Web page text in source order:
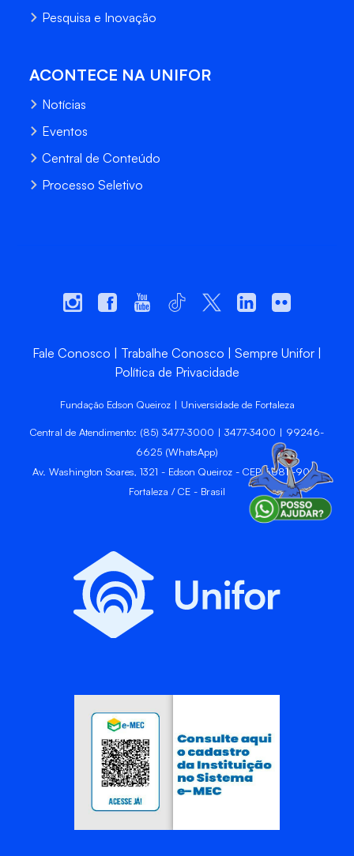
Pesquisa e Inovação
ACONTECE NA UNIFOR
Notícias
Eventos
Central de Conteúdo
Processo Seletivo
Fale Conosco Trabalhe Conosco
Sempre Unifor
Política de Privacidade
Fundação Edson Queiroz | Universidade de Fortaleza
Central de Atendimento: (85) 3477-3000 | 3477-3400 | 99246-
6625 (WhatsApp)
Av. Washington Soares, 1321 - Edson Queiroz - CEP 60811-905 -
Fortaleza / CE - Brasil